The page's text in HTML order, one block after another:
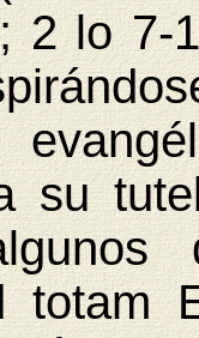
2 lo 7-
su
totam